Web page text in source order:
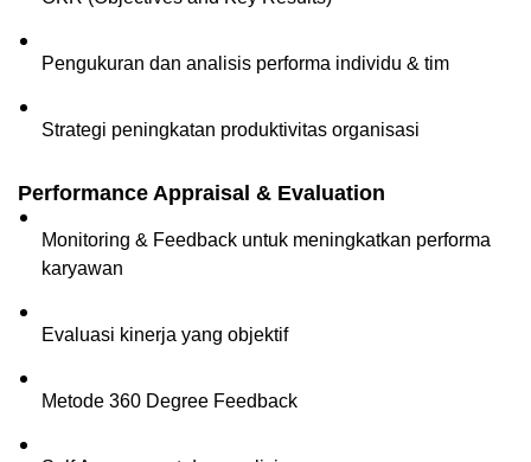
Pengukuran dan analisis performa individu & tim
Strategi peningkatan produktivitas organisasi
Performance Appraisal & Evaluation
Monitoring & Feedback untuk meningkatkan performa
karyawan
Evaluasi kinerja yang objektif
Metode 360 Degree Feedback